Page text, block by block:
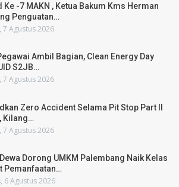
Ke -7 MAKN , Ketua Bakum Kms Herman
Penguatan…
7 Agustus 2026
Ambil Bagian, Clean Energy Day
S2JB…
7 Agustus 2026
Zero Accident Selama Pit Stop Part II
Kilang…
7 Agustus 2026
Dorong UMKM Palembang Naik Kelas
Pemanfaatan…
6 Agustus 2026